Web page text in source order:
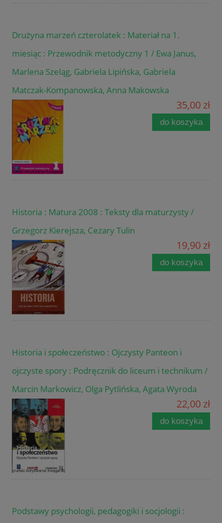
Drużyna marzeń czterolatek : Materiał na 1.
miesiąc : Przewodnik metodyczny 1 / Ewa Janus,
Marlena Szeląg, Gabriela Lipińska, Gabriela
Matczak-Kompanowska, Anna Makowska
35,00 zł
do koszyka
Historia : Matura 2008 : Teksty dla maturzysty /
Grzegorz Kierejsza, Cezary Tulin
19,90 zł
do koszyka
Historia i społeczeństwo : Ojczysty Panteon i
ojczyste spory : Podręcznik do liceum i technikum /
Marcin Markowicz, Olga Pytlińska, Agata Wyroda
22,00 zł
do koszyka
Podstawy psychologii, pedagogiki i socjologii :